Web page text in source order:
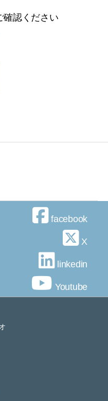
確認ください
facebook
X
linkedin
Youtube